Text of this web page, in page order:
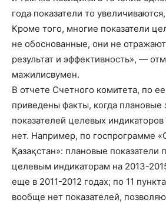
года показатели то
Кроме того, многие показатели
не обоснованные, они не
результат и эффективность», —
мажилисвумен.
В отчете Счетного комитета, по
приведены факты, когда плановые
показателей целевых
нет. Например, по госпрограмме
Қазақстан»: плановые показатели
целевым индикаторам на 2013-
еще в 2011-2012 годах; по 11
вообще нет показателей,